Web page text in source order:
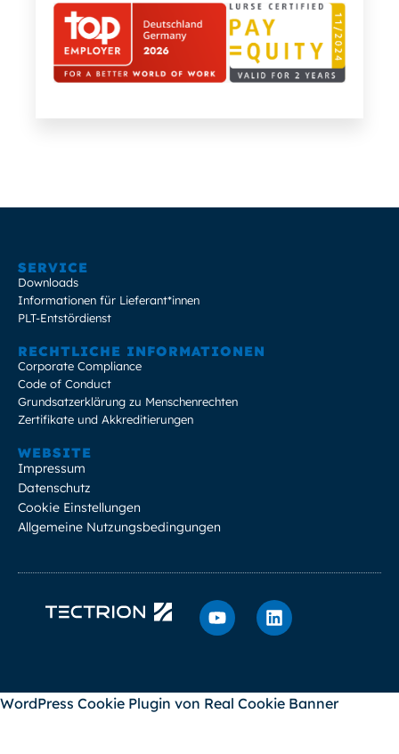
SERVICE
Downloads
Informationen für Lieferant*innen
PLT-Entstördienst
RECHTLICHE INFORMATIONEN
Corporate Compliance
Code of Conduct
Grundsatzerklärung zu Menschenrechten
Zertifikate und Akkreditierungen
WEBSITE
Impressum
Datenschutz
Cookie Einstellungen
Allgemeine Nutzungsbedingungen
WordPress Cookie Plugin von Real Cookie Banner